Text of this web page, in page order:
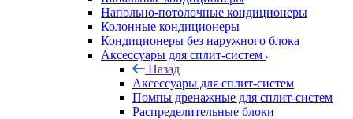
Напольно-потолочные кондиционеры
Колонные кондиционеры
Кондиционеры без наружного блока
Аксессуары для сплит-систем
Назад
Аксессуары для сплит-систем
Помпы дренажные для сплит-систем
Распределительные блоки